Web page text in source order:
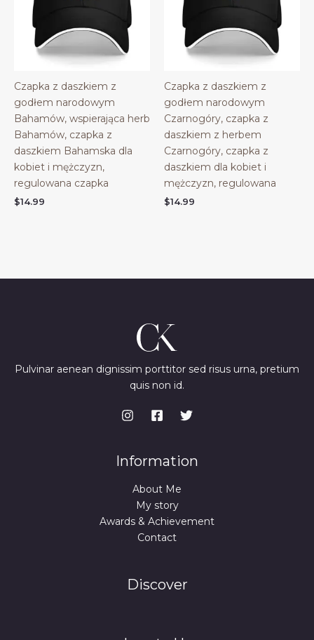
Czapka z daszkiem z
godłem narodowym
Bahamów, wspierająca herb
Bahamów, czapka z
daszkiem Bahamska dla
kobiet i mężczyzn,
regulowana czapka
$14.99
Czapka z daszkiem z
godłem narodowym
Czarnogóry, czapka z
daszkiem z herbem
Czarnogóry, czapka z
daszkiem dla kobiet i
mężczyzn, regulowana
$14.99
Pulvinar aenean dignissim porttitor sed risus urna, pretium
quis non id.
Information
About Me
My story
Awards & Achievement
Contact
Discover